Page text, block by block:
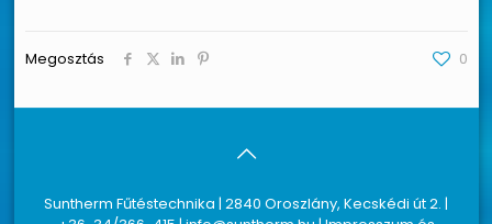
Megosztás 0
Suntherm Fűtéstechnika | 2840 Oroszlány, Kecskédi út 2. |